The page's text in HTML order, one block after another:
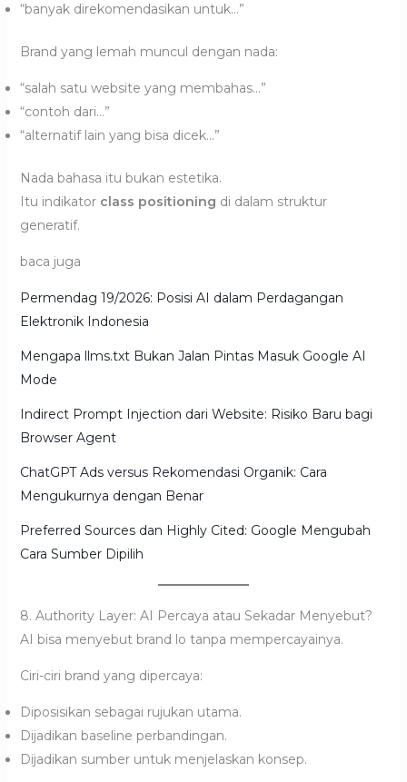
“banyak direkomendasikan untuk…”
Brand yang lemah muncul dengan nada:
“salah satu website yang membahas…”
“contoh dari…”
“alternatif lain yang bisa dicek…”
Nada bahasa itu bukan estetika.
Itu indikator class positioning di dalam struktur
generatif.
baca juga
Permendag 19/2026: Posisi AI dalam Perdagangan
Elektronik Indonesia
Mengapa llms.txt Bukan Jalan Pintas Masuk Google AI
Mode
Indirect Prompt Injection dari Website: Risiko Baru bagi
Browser Agent
ChatGPT Ads versus Rekomendasi Organik: Cara
Mengukurnya dengan Benar
Preferred Sources dan Highly Cited: Google Mengubah
Cara Sumber Dipilih
8. Authority Layer: AI Percaya atau Sekadar Menyebut?
AI bisa menyebut brand lo tanpa mempercayainya.
Ciri-ciri brand yang dipercaya:
Diposisikan sebagai rujukan utama.
Dijadikan baseline perbandingan.
Dijadikan sumber untuk menjelaskan konsep.